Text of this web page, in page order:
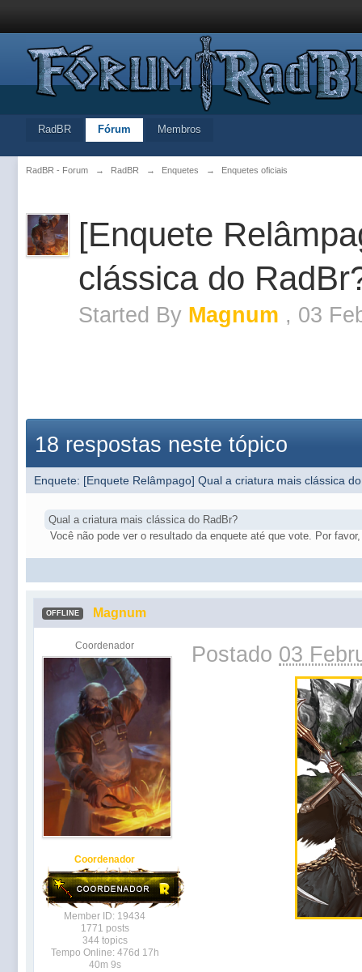
RadBR Fórum Membros
RadBR - Forum → RadBR → Enquetes → Enquetes oficiais
[Enquete
clássica do
Started By Magnum , 03
18 respostas neste tópico
Enquete: [Enquete Relâmpago] Qual a criatura mais clássica
Qual a criatura mais clássica do RadBr?
Você não pode ver o resultado da enquete até que vote. Por
OFFLINE Magnum
Coordenador
Coordenador
Member ID: 19434
1771 posts
344 topics
Tempo Online: 476d 17h
40m 9s
Postado 03